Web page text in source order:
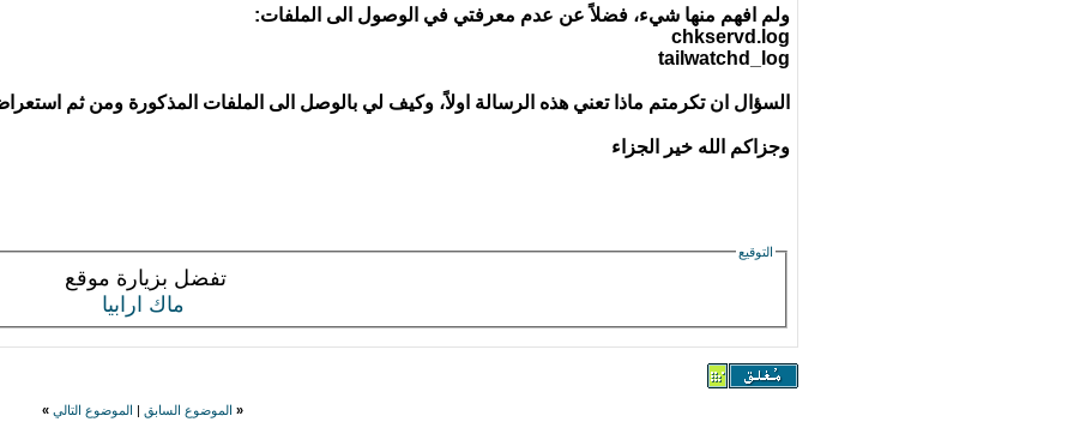
ولم افهم منها شيء، فضلاً عن عدم معرفتي في الوصول الى الملفات:
chkservd.log
tailwatchd_log
السؤال ان تكرمتم ماذا تعني هذه الرسالة اولاً، وكيف لي بالوصل الى الملفات المذكورة ومن ثم
وجزاكم الله خير الجزاء
التوقيع
تفضل بزيارة موقع
ماك ارابيا
« الموضوع السابق الموضوع التالي »